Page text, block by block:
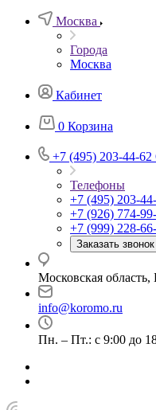
Москва
Города
Москва
Кабинет
0 Корзина
+7 (495) 203-44-62
Телефоны
+7 (495) 203-
+7 (926) 774-
+7 (999) 228-
Заказать звонок
Московская
info@koromo.ru
Пн. – Пт.: с 9:00 до